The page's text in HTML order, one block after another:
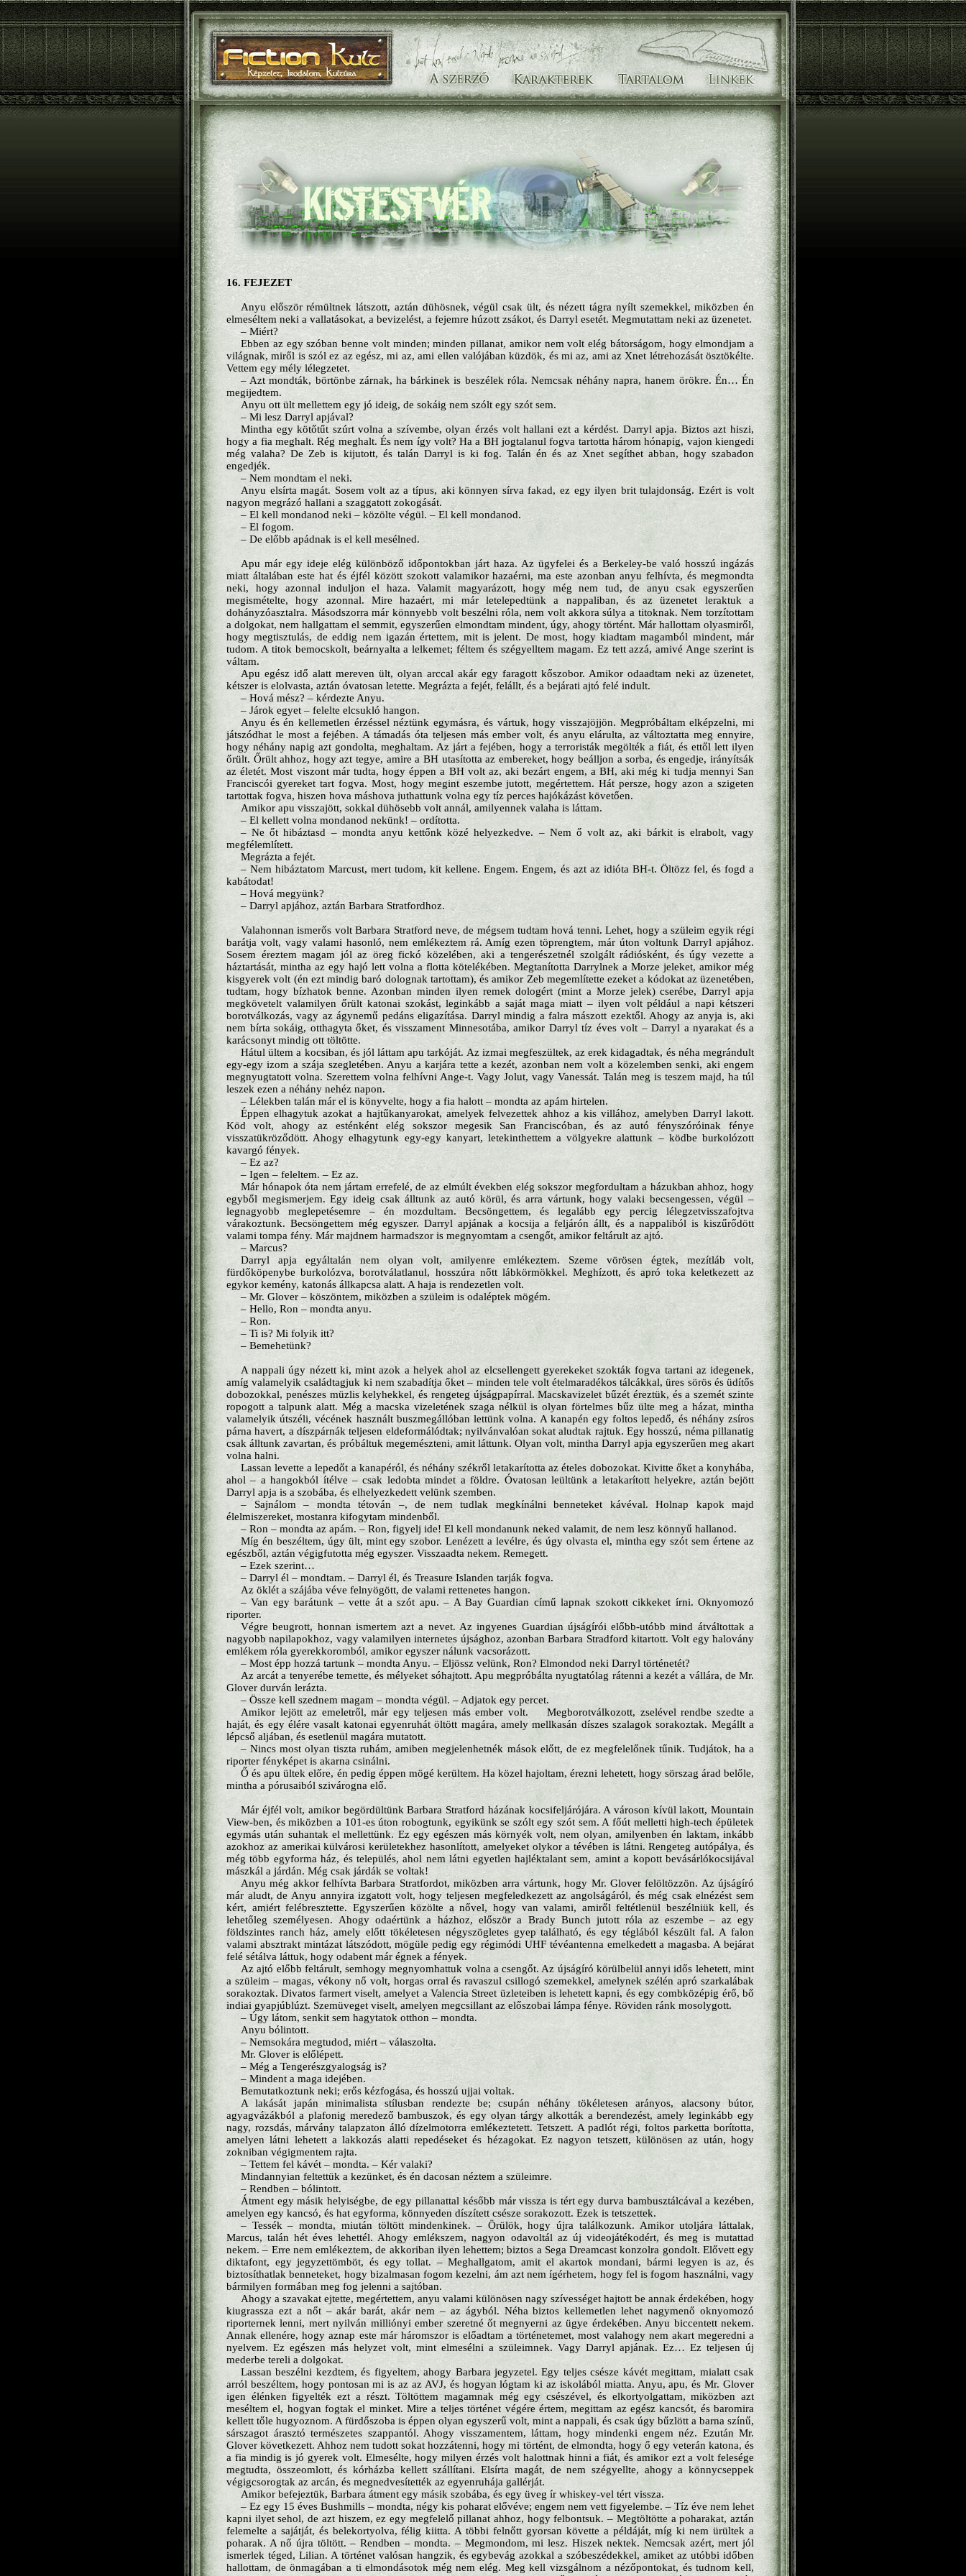
16. FEJEZET
Anyu először rémültnek látszott, aztán dühösnek, végül csak ült, és nézett tágra nyílt szemekkel, miközben én
elmeséltem neki a vallatásokat, a bevizelést, a fejemre húzott zsákot, és Darryl esetét. Megmutattam neki az üzenetet.
– Miért?
Ebben az egy szóban benne volt minden; minden pillanat, amikor nem volt elég bátorságom, hogy elmondjam a
világnak, miről is szól ez az egész, mi az, ami ellen valójában küzdök, és mi az, ami az Xnet létrehozását ösztökélte.
Vettem egy mély lélegzetet.
– Azt mondták, börtönbe zárnak, ha bárkinek is beszélek róla. Nemcsak néhány napra, hanem örökre. Én… Én
megijedtem.
Anyu ott ült mellettem egy jó ideig, de sokáig nem szólt egy szót sem.
– Mi lesz Darryl apjával?
Mintha egy kötőtűt szúrt volna a szívembe, olyan érzés volt hallani ezt a kérdést. Darryl apja. Biztos azt hiszi,
hogy a fia meghalt. Rég meghalt. És nem így volt? Ha a BH jogtalanul fogva tartotta három hónapig, vajon kiengedi
még valaha? De Zeb is kijutott, és talán Darryl is ki fog. Talán én és az Xnet segíthet abban, hogy szabadon
engedjék.
– Nem mondtam el neki.
Anyu elsírta magát. Sosem volt az a típus, aki könnyen sírva fakad, ez egy ilyen brit tulajdonság. Ezért is volt
nagyon megrázó hallani a szaggatott zokogását.
– El kell mondanod neki – közölte végül. – El kell mondanod.
– El fogom.
– De előbb apádnak is el kell mesélned.
Apu már egy ideje elég különböző időpontokban járt haza. Az ügyfelei és a Berkeley-be való hosszú ingázás
miatt általában este hat és éjfél között szokott valamikor hazaérni, ma este azonban anyu felhívta, és megmondta
neki, hogy azonnal induljon el haza. Valamit magyarázott, hogy még nem tud, de anyu csak egyszerűen
megismételte, hogy azonnal. Mire hazaért, mi már letelepedtünk a nappaliban, és az üzenetet leraktuk a
dohányzóasztalra. Másodszorra már könnyebb volt beszélni róla, nem volt akkora súlya a titoknak. Nem torzítottam
a dolgokat, nem hallgattam el semmit, egyszerűen elmondtam mindent, úgy, ahogy történt. Már hallottam olyasmiről,
hogy megtisztulás, de eddig nem igazán értettem, mit is jelent. De most, hogy kiadtam magamból mindent, már
tudom. A titok bemocskolt, beárnyalta a lelkemet; féltem és szégyelltem magam. Ez tett azzá, amivé Ange szerint is
váltam.
Apu egész idő alatt mereven ült, olyan arccal akár egy faragott kőszobor. Amikor odaadtam neki az üzenetet,
kétszer is elolvasta, aztán óvatosan letette. Megrázta a fejét, felállt, és a bejárati ajtó felé indult.
– Hová mész? – kérdezte Anyu.
– Járok egyet – felelte elcsukló hangon.
Anyu és én kellemetlen érzéssel néztünk egymásra, és vártuk, hogy visszajöjjön. Megpróbáltam elképzelni, mi
játszódhat le most a fejében. A támadás óta teljesen más ember volt, és anyu elárulta, az változtatta meg ennyire,
hogy néhány napig azt gondolta, meghaltam. Az járt a fejében, hogy a terroristák megölték a fiát, és ettől lett ilyen
őrült. Őrült ahhoz, hogy azt tegye, amire a BH utasította az embereket, hogy beálljon a sorba, és engedje, irányítsák
az életét. Most viszont már tudta, hogy éppen a BH volt az, aki bezárt engem, a BH, aki még ki tudja mennyi San
Franciscói gyereket tart fogva. Most, hogy megint eszembe jutott, megértettem. Hát persze, hogy azon a szigeten
tartottak fogva, hiszen hova máshova juthattunk volna egy tíz perces hajókázást követően.
Amikor apu visszajött, sokkal dühösebb volt annál, amilyennek valaha is láttam.
– El kellett volna mondanod nekünk! – ordította.
– Ne őt hibáztasd – mondta anyu kettőnk közé helyezkedve. – Nem ő volt az, aki bárkit is elrabolt, vagy
megfélemlített.
Megrázta a fejét.
– Nem hibáztatom Marcust, mert tudom, kit kellene. Engem. Engem, és azt az idióta BH-t. Öltözz fel, és fogd a
kabátodat!
– Hová megyünk?
– Darryl apjához, aztán Barbara Stratfordhoz.
Valahonnan ismerős volt Barbara Stratford neve, de mégsem tudtam hová tenni. Lehet, hogy a szüleim egyik régi
barátja volt, vagy valami hasonló, nem emlékeztem rá. Amíg ezen töprengtem, már úton voltunk Darryl apjához.
Sosem éreztem magam jól az öreg fickó közelében, aki a tengerészetnél szolgált rádiósként, és úgy vezette a
háztartását, mintha az egy hajó lett volna a flotta kötelékében. Megtanította Darrylnek a Morze jeleket, amikor még
kisgyerek volt (én ezt mindig baró dolognak tartottam), és amikor Zeb megemlítette ezeket a kódokat az üzenetében,
tudtam, hogy bízhatok benne. Azonban minden ilyen remek dologért (mint a Morze jelek) cserébe, Darryl apja
megkövetelt valamilyen őrült katonai szokást, leginkább a saját maga miatt – ilyen volt például a napi kétszeri
borotválkozás, vagy az ágynemű pedáns eligazítása. Darryl mindig a falra mászott ezektől. Ahogy az anyja is, aki
nem bírta sokáig, otthagyta őket, és visszament Minnesotába, amikor Darryl tíz éves volt – Darryl a nyarakat és a
karácsonyt mindig ott töltötte.
Hátul ültem a kocsiban, és jól láttam apu tarkóját. Az izmai megfeszültek, az erek kidagadtak, és néha megrándult
egy-egy izom a szája szegletében. Anyu a karjára tette a kezét, azonban nem volt a közelemben senki, aki engem
megnyugtatott volna. Szerettem volna felhívni Ange-t. Vagy Jolut, vagy Vanessát. Talán meg is teszem majd, ha túl
leszek ezen a néhány nehéz napon.
– Lélekben talán már el is könyvelte, hogy a fia halott – mondta az apám hirtelen.
Éppen elhagytuk azokat a hajtűkanyarokat, amelyek felvezettek ahhoz a kis villához, amelyben Darryl lakott.
Köd volt, ahogy az esténként elég sokszor megesik San Franciscóban, és az autó fényszóróinak fénye
visszatükröződött. Ahogy elhagytunk egy-egy kanyart, letekinthettem a völgyekre alattunk – ködbe burkolózott
kavargó fények.
– Ez az?
– Igen – feleltem. – Ez az.
Már hónapok óta nem jártam errefelé, de az elmúlt években elég sokszor megfordultam a házukban ahhoz, hogy
egyből megismerjem. Egy ideig csak álltunk az autó körül, és arra vártunk, hogy valaki becsengessen, végül –
legnagyobb meglepetésemre – én mozdultam. Becsöngettem, és legalább egy percig lélegzetvisszafojtva
várakoztunk. Becsöngettem még egyszer. Darryl apjának a kocsija a feljárón állt, és a nappaliból is kiszűrődött
valami tompa fény. Már majdnem harmadszor is megnyomtam a csengőt, amikor feltárult az ajtó.
– Marcus?
Darryl apja egyáltalán nem olyan volt, amilyenre emlékeztem. Szeme vörösen égtek, mezítláb volt,
fürdőköpenybe burkolózva, borotválatlanul, hosszúra nőtt lábkörmökkel. Meghízott, és apró toka keletkezett az
egykor kemény, katonás állkapcsa alatt. A haja is rendezetlen volt.
– Mr. Glover – köszöntem, miközben a szüleim is odaléptek mögém.
– Hello, Ron – mondta anyu.
– Ron.
– Ti is? Mi folyik itt?
– Bemehetünk?
A nappali úgy nézett ki, mint azok a helyek ahol az elcsellengett gyerekeket szokták fogva tartani az idegenek,
amíg valamelyik családtagjuk ki nem szabadítja őket – minden tele volt ételmaradékos tálcákkal, üres sörös és üdítős
dobozokkal, penészes müzlis kelyhekkel, és rengeteg újságpapírral. Macskavizelet bűzét éreztük, és a szemét szinte
ropogott a talpunk alatt. Még a macska vizeletének szaga nélkül is olyan förtelmes bűz ülte meg a házat, mintha
valamelyik útszéli, vécének használt buszmegállóban lettünk volna. A kanapén egy foltos lepedő, és néhány zsíros
párna havert, a díszpárnák teljesen eldeformálódtak; nyilvánvalóan sokat aludtak rajtuk. Egy hosszú, néma pillanatig
csak álltunk zavartan, és próbáltuk megemészteni, amit láttunk. Olyan volt, mintha Darryl apja egyszerűen meg akart
volna halni.
Lassan levette a lepedőt a kanapéról, és néhány székről letakarította az ételes dobozokat. Kivitte őket a konyhába,
ahol – a hangokból ítélve – csak ledobta mindet a földre. Óvatosan leültünk a letakarított helyekre, aztán bejött
Darryl apja is a szobába, és elhelyezkedett velünk szemben.
– Sajnálom – mondta tétován –, de nem tudlak megkínálni benneteket kávéval. Holnap kapok majd
élelmiszereket, mostanra kifogytam mindenből.
– Ron – mondta az apám. – Ron, figyelj ide! El kell mondanunk neked valamit, de nem lesz könnyű hallanod.
Míg én beszéltem, úgy ült, mint egy szobor. Lenézett a levélre, és úgy olvasta el, mintha egy szót sem értene az
egészből, aztán végigfutotta még egyszer. Visszaadta nekem. Remegett.
– Ezek szerint…
– Darryl él – mondtam. – Darryl él, és Treasure Islanden tarják fogva.
Az öklét a szájába véve felnyögött, de valami rettenetes hangon.
– Van egy barátunk – vette át a szót apu. – A Bay Guardian című lapnak szokott cikkeket írni. Oknyomozó
riporter.
Végre beugrott, honnan ismertem azt a nevet. Az ingyenes Guardian újságírói előbb-utóbb mind átváltottak a
nagyobb napilapokhoz, vagy valamilyen internetes újsághoz, azonban Barbara Stradford kitartott. Volt egy halovány
emlékem róla gyerekkoromból, amikor egyszer nálunk vacsorázott.
– Most épp hozzá tartunk – mondta Anyu. – Eljössz velünk, Ron? Elmondod neki Darryl történetét?
Az arcát a tenyerébe temette, és mélyeket sóhajtott. Apu megpróbálta nyugtatólag rátenni a kezét a vállára, de Mr.
Glover durván lerázta.
– Össze kell szednem magam – mondta végül. – Adjatok egy percet.
Amikor lejött az emeletről, már egy teljesen más ember volt.
Megborotválkozott, zselével rendbe szedte a
haját, és egy élére vasalt katonai egyenruhát öltött magára, amely mellkasán díszes szalagok sorakoztak. Megállt a
lépcső aljában, és esetlenül magára mutatott.
– Nincs most olyan tiszta ruhám, amiben megjelenhetnék mások előtt, de ez megfelelőnek tűnik. Tudjátok, ha a
riporter fényképet is akarna csinálni.
Ő és apu ültek előre, én pedig éppen mögé kerültem. Ha közel hajoltam, érezni lehetett, hogy sörszag árad belőle,
mintha a pórusaiból szivárogna elő.
Már éjfél volt, amikor begördültünk Barbara Stratford házának kocsifeljárójára. A városon kívül lakott, Mountain
View-ben, és miközben a 101-es úton robogtunk, egyikünk se szólt egy szót sem. A főút melletti high-tech épületek
egymás után suhantak el mellettünk. Ez egy egészen más környék volt, nem olyan, amilyenben én laktam, inkább
azokhoz az amerikai külvárosi kerületekhez hasonlított, amelyeket olykor a tévében is látni. Rengeteg autópálya, és
még több egyforma ház, és település, ahol nem látni egyetlen hajléktalant sem, amint a kopott bevásárlókocsijával
mászkál a járdán. Még csak járdák se voltak!
Anyu még akkor felhívta Barbara Stratfordot, miközben arra vártunk, hogy Mr. Glover felöltözzön. Az újságíró
már aludt, de Anyu annyira izgatott volt, hogy teljesen megfeledkezett az angolságáról, és még csak elnézést sem
kért, amiért felébresztette. Egyszerűen közölte a nővel, hogy van valami, amiről feltétlenül beszélniük kell, és
lehetőleg személyesen. Ahogy odaértünk a házhoz, először a Brady Bunch jutott róla az eszembe – az egy
földszintes ranch ház, amely előtt tökéletesen négyszögletes gyep található, és egy téglából készült fal. A falon
valami absztrakt mintázat látszódott, mögüle pedig egy régimódi UHF tévéantenna emelkedett a magasba. A bejárat
felé sétálva láttuk, hogy odabent már égnek a fények.
Az ajtó előbb feltárult, semhogy megnyomhattuk volna a csengőt. Az újságíró körülbelül annyi idős lehetett, mint
a szüleim – magas, vékony nő volt, horgas orral és ravaszul csillogó szemekkel, amelynek szélén apró szarkalábak
sorakoztak. Divatos farmert viselt, amelyet a Valencia Street üzleteiben is lehetett kapni, és egy combközépig érő, bő
indiai gyapjúblúzt. Szemüveget viselt, amelyen megcsillant az előszobai lámpa fénye. Röviden ránk mosolygott.
– Úgy látom, senkit sem hagytatok otthon – mondta.
Anyu bólintott.
– Nemsokára megtudod, miért – válaszolta.
Mr. Glover is előlépett.
– Még a Tengerészgyalogság is?
– Mindent a maga idejében.
Bemutatkoztunk neki; erős kézfogása, és hosszú ujjai voltak.
A lakását japán minimalista stílusban rendezte be; csupán néhány tökéletesen arányos, alacsony bútor,
agyagvázákból a plafonig meredező bambuszok, és egy olyan tárgy alkották a berendezést, amely leginkább egy
nagy, rozsdás, márvány talapzaton álló dízelmotorra emlékeztetett. Tetszett. A padlót régi, foltos parketta borította,
amelyen látni lehetett a lakkozás alatti repedéseket és hézagokat. Ez nagyon tetszett, különösen az után, hogy
zokniban végigmentem rajta.
– Tettem fel kávét – mondta. – Kér valaki?
Mindannyian feltettük a kezünket, és én dacosan néztem a szüleimre.
– Rendben – bólintott.
Átment egy másik helyiségbe, de egy pillanattal később már vissza is tért egy durva bambusztálcával a kezében,
amelyen egy kancsó, és hat egyforma, könnyeden díszített csésze sorakozott. Ezek is tetszettek.
– Tessék – mondta, miután töltött mindenkinek. – Örülök, hogy újra találkozunk. Amikor utoljára láttalak,
Marcus, talán hét éves lehettél. Ahogy emlékszem, nagyon odavoltál az új videojátékodért, és meg is mutattad
nekem. – Erre nem emlékeztem, de akkoriban ilyen lehettem; biztos a Sega Dreamcast konzolra gondolt. Elővett egy
diktafont, egy jegyzettömböt, és egy tollat. – Meghallgatom, amit el akartok mondani, bármi legyen is az, és
biztosíthatlak benneteket, hogy bizalmasan fogom kezelni, ám azt nem ígérhetem, hogy fel is fogom használni, vagy
bármilyen formában meg fog jelenni a sajtóban.
Ahogy a szavakat ejtette, megértettem, anyu valami különösen nagy szívességet hajtott be annak érdekében, hogy
kiugrassza ezt a nőt – akár barát, akár nem – az ágyból. Néha biztos kellemetlen lehet nagymenő oknyomozó
riporternek lenni, mert nyilván milliónyi ember szeretné őt megnyerni az ügye érdekében. Anyu biccentett nekem.
Annak ellenére, hogy aznap este már háromszor is előadtam a történetemet, most valahogy nem akart megeredni a
nyelvem. Ez egészen más helyzet volt, mint elmesélni a szüleimnek. Vagy Darryl apjának. Ez… Ez teljesen új
mederbe tereli a dolgokat.
Lassan beszélni kezdtem, és figyeltem, ahogy Barbara jegyzetel. Egy teljes csésze kávét megittam, mialatt csak
arról beszéltem, hogy pontosan mi is az az AVJ, és hogyan lógtam ki az iskolából miatta. Anyu, apu, és Mr. Glover
igen élénken figyelték ezt a részt. Töltöttem magamnak még egy csészével, és elkortyolgattam, miközben azt
meséltem el, hogyan fogtak el minket. Mire a teljes történet végére értem, megittam az egész kancsót, és baromira
kellett tőle hugyoznom. A fürdőszoba is éppen olyan egyszerű volt, mint a nappali, és csak úgy bűzlött a barna színű,
sárszagot árasztó természetes szappantól. Ahogy visszamentem, láttam, hogy mindenki engem néz. Ezután Mr.
Glover következett. Ahhoz nem tudott sokat hozzátenni, hogy mi történt, de elmondta, hogy ő egy veterán katona, és
a fia mindig is jó gyerek volt. Elmesélte, hogy milyen érzés volt halottnak hinni a fiát, és amikor ezt a volt felesége
megtudta, összeomlott, és kórházba kellett szállítani. Elsírta magát, de nem szégyellte, ahogy a könnycseppek
végigcsorogtak az arcán, és megnedvesítették az egyenruhája gallérját.
Amikor befejeztük, Barbara átment egy másik szobába, és egy üveg ír whiskey-vel tért vissza.
– Ez egy 15 éves Bushmills – mondta, négy kis poharat elővéve; engem nem vett figyelembe. – Tíz éve nem lehet
kapni ilyet sehol, de azt hiszem, ez egy megfelelő pillanat ahhoz, hogy felbontsuk. – Megtöltötte a poharakat, aztán
felemelte a sajátját, és belekortyolva, félig kiitta. A többi felnőtt gyorsan követte a példáját, míg ki nem ürültek a
poharak. A nő újra töltött. – Rendben – mondta. – Megmondom, mi lesz. Hiszek nektek. Nemcsak azért, mert jól
ismerlek téged, Lilian. A történet valósan hangzik, és egybevág azokkal a szóbeszédekkel, amiket az utóbbi időben
hallottam, de önmagában a ti elmondásotok még nem elég. Meg kell vizsgálnom a nézőpontokat, és tudnom kell,